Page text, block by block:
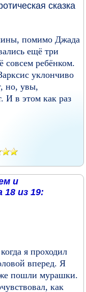
сказка
помимо Джада
ещё три
совсем ребёнком.
уклончиво
но, увы,
И в этом как раз
и
18 из 19:
я проходил
вперед. Я
пошли мурашки.
как